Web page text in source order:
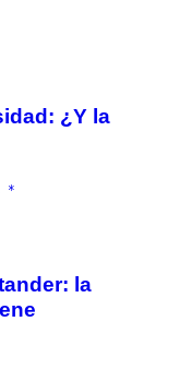
¿Y la
*
la